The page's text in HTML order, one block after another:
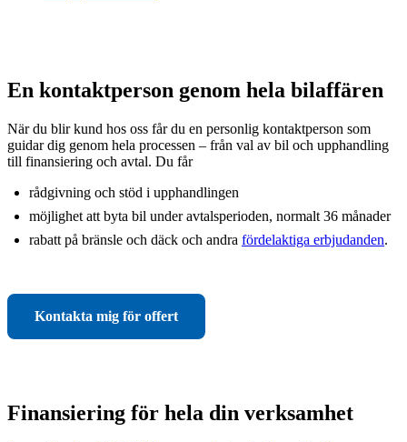
En kontaktperson genom hela bilaffären
När du blir kund hos oss får du en personlig kontaktperson som
guidar dig genom hela processen – från val av bil och upphandling
till finansiering och avtal. Du får
rådgivning och stöd i upphandlingen
möjlighet att byta bil under avtalsperioden, normalt 36 månader
rabatt på bränsle och däck och andra fördelaktiga erbjudanden.
Kontakta mig för offert
Finansiering för hela din verksamhet